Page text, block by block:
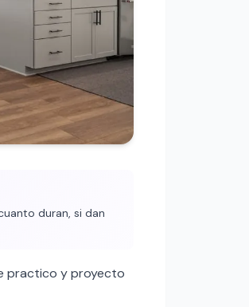
duran, si dan
practico y proyecto